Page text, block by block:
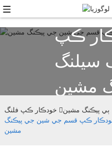
ڪپ
سيلنگ
مشين
ٻي پيڪنگ مشين
خودڪار ڪپ فلنگ
ڪپ قسم جي شين جي پيڪنگ
مشين